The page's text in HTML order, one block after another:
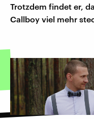
Trotzdem findet er,
Callboy viel mehr